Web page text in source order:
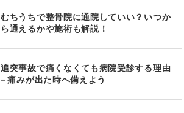
むちうちで整骨院に通院していい？いつか
ら通えるかや施術も解説！
追突事故で痛くなくても病院受診する理由
– 痛みが出た時へ備えよう